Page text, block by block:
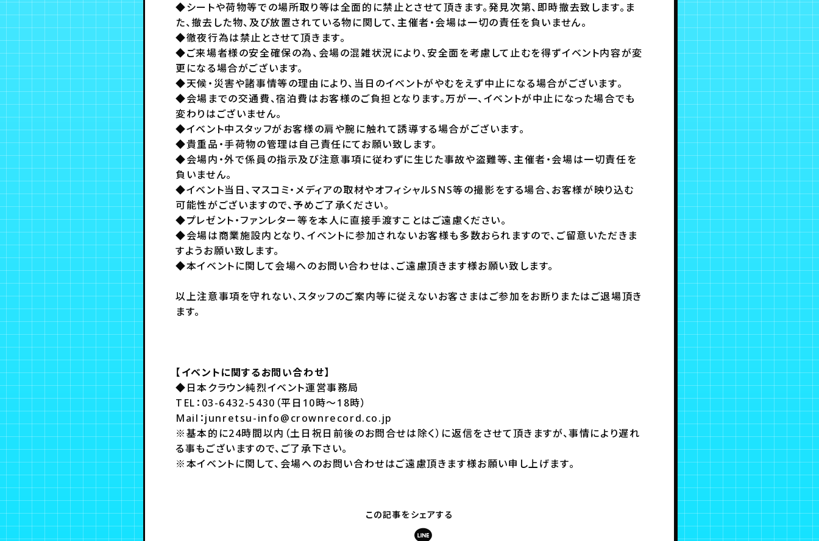
◆シートや荷物等での場所取り等は全面的に禁止とさせて頂きます。発見次第、即時撤去致します。ま
た、撤去した物、及び放置されている物に関して、主催者・会場は一切の責任を負いません。
◆徹夜行為は禁止とさせて頂きます。
◆ご来場者様の安全確保の為、会場の混雑状況により、安全面を考慮して止むを得ずイベント内容が変
更になる場合がございます。
◆天候・災害や諸事情等の理由により、当日のイベントがやむをえず中止になる場合がございます。
◆会場までの交通費、宿泊費はお客様のご負担となります。万が一、イベントが中止になった場合でも
変わりはございません。
◆イベント中スタッフがお客様の肩や腕に触れて誘導する場合がございます。
◆貴重品・手荷物の管理は自己責任にてお願い致します。
◆会場内・外で係員の指示及び注意事項に従わずに生じた事故や盗難等、主催者・会場は一切責任を
負いません。
◆イベント当日、マスコミ・メディアの取材やオフィシャルSNS等の撮影をする場合、お客様が映り込む
可能性がございますので、予めご了承ください。
◆プレゼント・ファンレター等を本人に直接手渡すことはご遠慮ください。
◆会場は商業施設内となり、イベントに参加されないお客様も多数おられますので、ご留意いただきま
すようお願い致します。
◆本イベントに関して会場へのお問い合わせは、ご遠慮頂きます様お願い致します。
以上注意事項を守れない、スタッフのご案内等に従えないお客さまはご参加をお断りまたはご退場頂き
ます。
【イベントに関するお問い合わせ】
◆日本クラウン純烈イベント運営事務局
TEL：03-6432-5430（平日10時～18時）
Mail：junretsu-info@crownrecord.co.jp
※基本的に24時間以内（土日祝日前後のお問合せは除く）に返信をさせて頂きますが、事情により遅れ
る事もございますので、ご了承下さい。
※本イベントに関して、会場へのお問い合わせはご遠慮頂きます様お願い申し上げます。
この記事をシェアする